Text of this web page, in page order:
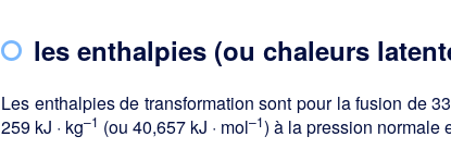
les enthalpies (ou chaleurs
Les enthalpies de transformation sont pour la fusion de
259 kJ · kg–1 (ou 40,657 kJ · mol–1) à la pression normale